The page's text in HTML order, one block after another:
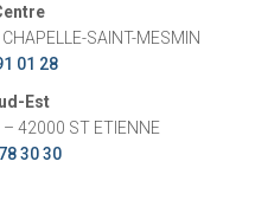
SAINT-MESMIN
01 28
Est
42000 ST ETIENNE
30 30